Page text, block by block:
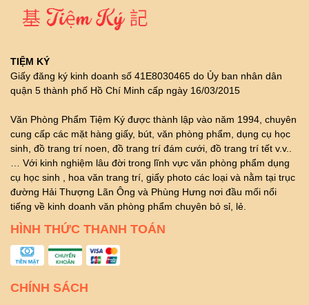
TIỆM KÝ
Giấy đăng ký kinh doanh số 41E8030465 do Ủy ban nhân dân
quận 5 thành phố Hồ Chí Minh cấp ngày 16/03/2015
Văn Phòng Phẩm Tiệm Ký được thành lập vào năm 1994, chuyên
cung cấp các mặt hàng giấy, bút, văn phòng phẩm, dụng cụ học
sinh, đồ trang trí noen, đồ trang trí đám cưới, đồ trang trí tết v.v..
… Với kinh nghiệm lâu đời trong lĩnh vực văn phòng phẩm dụng
cụ học sinh , hoa văn trang trí, giấy photo các loại và nằm tại trục
đường Hải Thượng Lãn Ông và Phùng Hưng nơi đầu mối nổi
tiếng về kinh doanh văn phòng phẩm chuyên bỏ sỉ, lẻ.
HÌNH THỨC THANH TOÁN
CHÍNH SÁCH